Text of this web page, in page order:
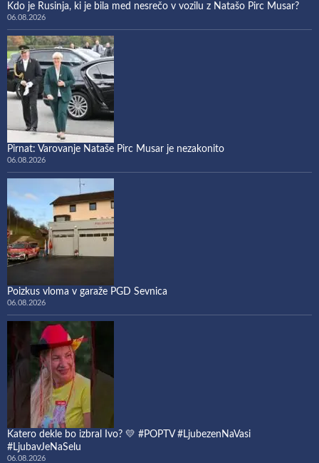
Kdo je Rusinja, ki je bila med nesrečo v vozilu z Natašo Pirc Musar?
06.08.2026
Pirnat: Varovanje Nataše Pirc Musar je nezakonito
06.08.2026
Poizkus vloma v garaže PGD Sevnica
06.08.2026
Katero dekle bo izbral Ivo? 💛 #POPTV #LjubezenNaVasi
#LjubavJeNaSelu
06.08.2026